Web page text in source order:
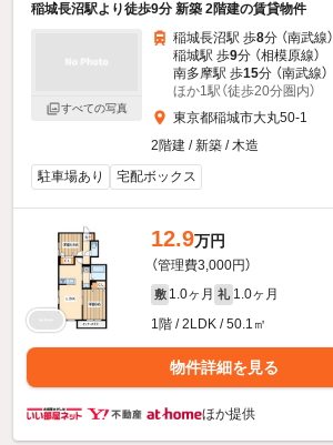
稲城長沼駅より徒歩9分 新築 2階建の賃貸物件
すべての写真
稲城長沼駅 歩8分 （南武線）
稲城駅 歩9分 （相模原線）
南多摩駅 歩15分 （南武線）
ほか1駅（徒歩20分圏内）
東京都稲城市大丸50-1
2階建 / 新築 / 木造
駐車場あり
宅配ボックス
12.9万円
（管理費3,000円）
敷 1.0ヶ月 礼 1.0ヶ月
1階 / 2LDK / 50.1㎡
物件詳細を見る
ほか提供